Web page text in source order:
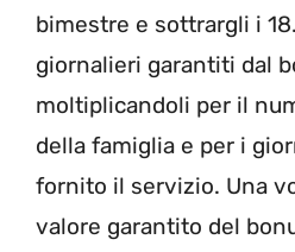
bimestre e sottrargli i
giornalieri garantiti dal
moltiplicandoli per il
della famiglia e per i
fornito il servizio. Una
valore garantito del